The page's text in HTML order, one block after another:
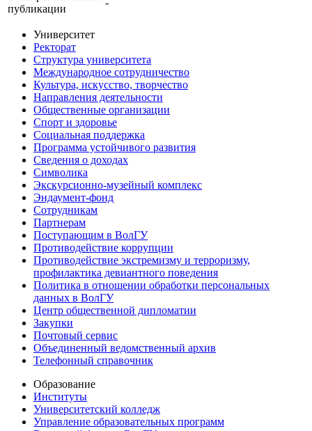
публикации
-
Университет
Ректорат
Структура университета
Международное сотрудничество
Культура, искусство, творчество
Направления деятельности
Общественные организации
Спорт и здоровье
Социальная поддержка
Программа устойчивого развития
Сведения о доходах
Символика
Экскурсионно-музейный комплекс
Эндаумент-фонд
Сотрудникам
Партнерам
Поступающим в ВолГУ
Противодействие коррупции
Противодействие экстремизму и терроризму,
профилактика девиантного поведения
Политика в отношении обработки персональных
данных в ВолГУ
Центр общественной дипломатии
Закупки
Почтовый сервис
Объединенный ведомственный архив
Телефонный справочник
Образование
Институты
Университетский колледж
Управление образовательных программ